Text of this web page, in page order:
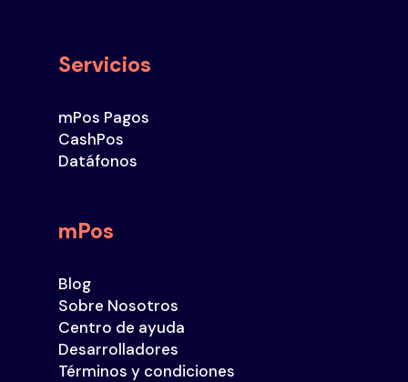
Servicios
mPos Pagos
CashPos
Datáfonos
mPos
Blog
Sobre Nosotros
Centro de ayuda
Desarrolladores
Términos y condiciones